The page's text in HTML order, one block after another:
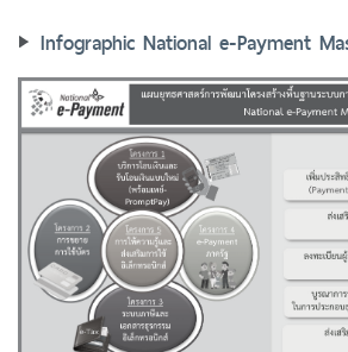
Infographic National e-Payment